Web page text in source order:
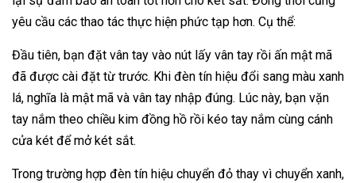
yêu cầu các thao tác thực hiện phức tạp hơn. Cụ thể:
Đầu tiên, bạn đặt vân tay vào nút lấy vân tay rồi ấn mật mã
đã được cài đặt từ trước. Khi đèn tín hiệu đổi sang màu xanh
lá, nghĩa là mật mã và vân tay nhập đúng. Lúc này, bạn vặn
tay nắm theo chiều kim đồng hồ rồi kéo tay nắm cùng cánh
cửa két để mở két sắt.
Trong trường hợp đèn tín hiệu chuyển đỏ thay vì chuyển xanh,